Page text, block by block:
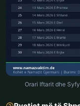
Orari Iftarit dhe